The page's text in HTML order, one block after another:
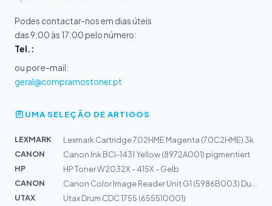
Podes contactar-nos em dias úteis
das 9:00 às 17:00 pelo número:
Tel.:
ou por e-mail:
geral@compramostoner.pt
UMA SELEÇÃO DE ARTIGOS
LEXMARK
Lexmark Cartridge 702HME Magenta (70C2HME) 3k
CANON
Canon Ink BCI-1431 Yellow (8972A001) pigmentiert
HP
HP Toner W2032X - 415X - Gelb
CANON
UTAX
Utax Drum CDC 1755 (655510001)